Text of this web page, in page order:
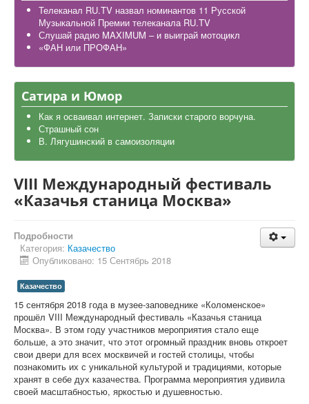
Карта района
Телеканал RU.TV назвал номинантов 11 Русской
Музыкальной Премии телеканала RU.TV
Слушай радио MAXIMUM – и выиграй мотоцикл
«ФАН или ПРОФАН»
Сатира и Юмор
Как я осваивал интернет. Записки старого ворчуна.
Страшный сон
В. Лягушинский в самоизоляции
VIII Международный фестиваль
«Казачья станица Москва»
Подробности
Категория: Казачество
Опубликовано: 15 Сентябрь 2018
Казачество
15 сентября 2018 года в музее-заповеднике «Коломенское»
прошёл VIII Международный фестиваль «Казачья станица
Москва». В этом году участников мероприятия стало еще
больше, а это значит, что этот огромный праздник вновь откроет
свои двери для всех москвичей и гостей столицы, чтобы
познакомить их с уникальной культурой и традициями, которые
хранят в себе дух казачества. Программа мероприятия удивила
своей масштабностью, яркостью и душевностью.